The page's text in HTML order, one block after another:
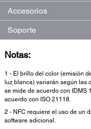
Accesorios
Soporte
Notas:
1 - El brillo del color (emisión
luz blanca) variarán según las
se mide de acuerdo con IDMS
acuerdo con ISO 21118.
2 - NFC requiere el uso de un
software adicional.